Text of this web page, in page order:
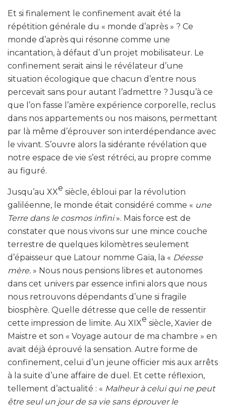
Et si finalement le confinement avait été la
répétition générale du « monde d’après » ? Ce
monde d’après qui résonne comme une
incantation, à défaut d’un projet mobilisateur. Le
confinement serait ainsi le révélateur d’une
situation écologique que chacun d’entre nous
percevait sans pour autant l’admettre ? Jusqu’à ce
que l’on fasse l’amère expérience corporelle, reclus
dans nos appartements ou nos maisons, permettant
par là même d’éprouver son interdépendance avec
le vivant. S’ouvre alors la sidérante révélation que
notre espace de vie s’est rétréci, au propre comme
au figuré.
Jusqu’au XXe siècle, ébloui par la révolution
galiléenne, le monde était considéré comme « une
Terre dans le cosmos infini». Mais force est de
constater que nous vivons sur une mince couche
terrestre de quelques kilomètres seulement
d’épaisseur que Latour nomme Gaïa, la « Déesse
mère. » Nous nous pensions libres et autonomes
dans cet univers par essence infini alors que nous
nous retrouvons dépendants d’une si fragile
biosphère. Quelle détresse que celle de ressentir
cette impression de limite. Au XIXe siècle, Xavier de
Maistre et son « Voyage autour de ma chambre » en
avait déjà éprouvé la sensation. Autre forme de
confinement, celui d’un jeune officier mis aux arrêts
à la suite d’une affaire de duel. Et cette réflexion,
tellement d’actualité : « Malheur à celui qui ne peut
être seul un jour de sa vie sans éprouver le